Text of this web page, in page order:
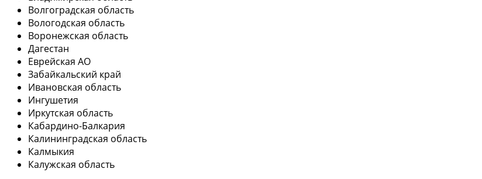
Волгоградская область
Вологодская область
Воронежская область
Дагестан
Еврейская АО
Забайкальский край
Ивановская область
Ингушетия
Иркутская область
Кабардино-Балкария
Калининградская область
Калмыкия
Калужская область